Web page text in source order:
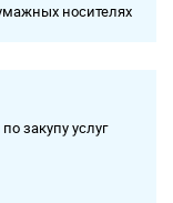
носителях
закупу услуг